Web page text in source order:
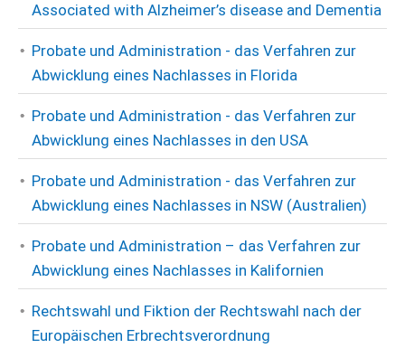
Associated with Alzheimer’s disease and Dementia
Probate und Administration - das Verfahren zur
Abwicklung eines Nachlasses in Florida
Probate und Administration - das Verfahren zur
Abwicklung eines Nachlasses in den USA
Probate und Administration - das Verfahren zur
Abwicklung eines Nachlasses in NSW (Australien)
Probate und Administration – das Verfahren zur
Abwicklung eines Nachlasses in Kalifornien
Rechtswahl und Fiktion der Rechtswahl nach der
Europäischen Erbrechtsverordnung